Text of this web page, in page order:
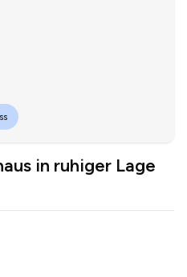
in ruhiger Lage